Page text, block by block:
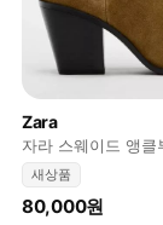
Zara
자라 스웨이드 앵클
새상품
80,000원